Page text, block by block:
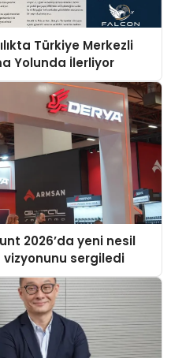
Türkiye Merkezli
Yolunda İlerliyor
2026’da yeni nesil
sergiledi